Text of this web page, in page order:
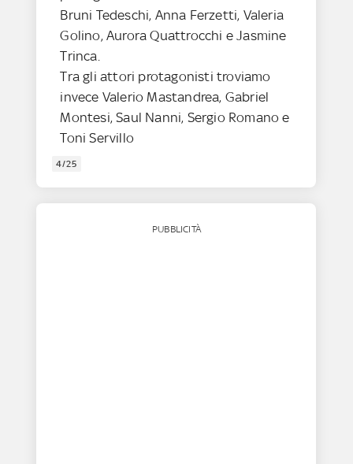
Bruni Tedeschi, Anna Ferzetti, Valeria
Golino, Aurora Quattrocchi e Jasmine
Trinca.
Tra gli attori protagonisti troviamo
invece Valerio Mastandrea, Gabriel
Montesi, Saul Nanni, Sergio Romano e
Toni Servillo
4/25
PUBBLICITÀ